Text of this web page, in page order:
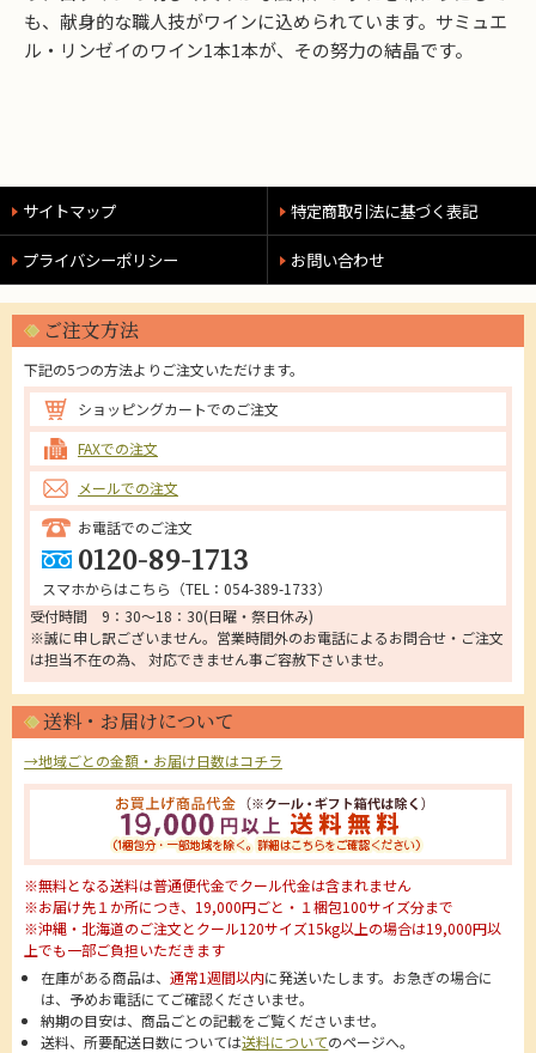
も、献身的な職人技がワインに込められています。サミュエ
ル・リンゼイのワイン1本1本が、その努力の結晶です。
サイトマップ 特定商取引法に基づく表記
プライバシーポリシー お問い合わせ
ご注文方法
下記の5つの方法よりご注文いただけます。
ショッピングカートでのご注文
FAXでの注文
メールでの注文
お電話でのご注文
0120-89-1713
スマホからはこちら（TEL：054-389-1733）
受付時間 9：30～18：30(日曜・祭日休み)
※誠に申し訳ございません。営業時間外のお電話によるお問合せ・ご注文
は担当不在の為、 対応できません事ご容赦下さいませ。
送料・お届けについて
→地域ごとの金額・お届け日数はコチラ
※無料となる送料は普通便代金でクール代金は含まれません
※お届け先１か所につき、19,000円ごと・１梱包100サイズ分まで
※沖縄・北海道のご注文とクール120サイズ15kg以上の場合は19,000円以
上でも一部ご負担いただきます
在庫がある商品は、通常1週間以内に発送いたします。お急ぎの場合に
は、予めお電話にてご確認くださいませ。
納期の目安は、商品ごとの記載をご覧くださいませ。
送料、所要配送日数については送料についてのページへ。